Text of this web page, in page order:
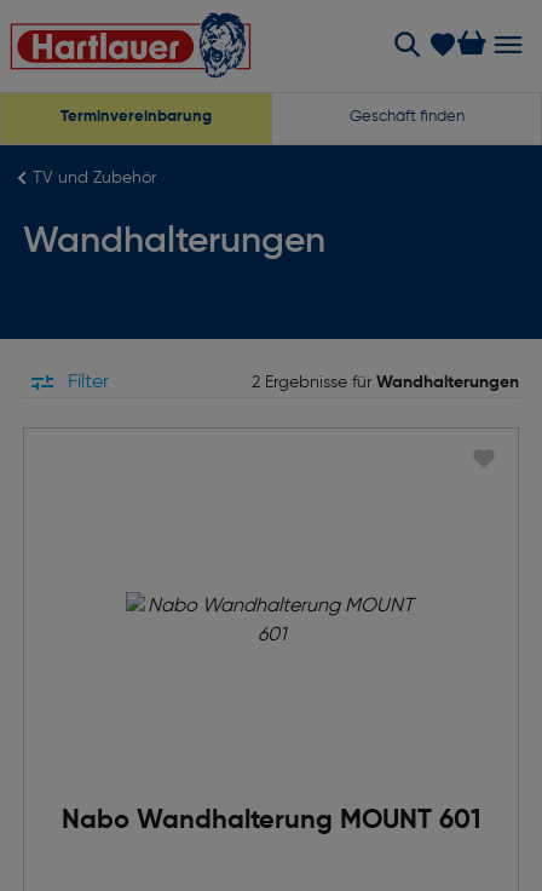
Terminvereinbarung Geschäft finden
TV und Zubehör
Wandhalterungen
Filter 2 Ergebnisse für Wandhalterungen
Nabo Wandhalterung MOUNT 601